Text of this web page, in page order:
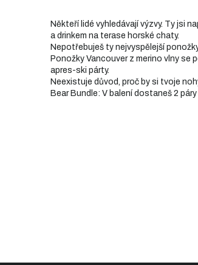
Někteří lidé vyhledávají výzvy. Ty jsi
a drinkem na terase horské chaty.
Nepotřebuješ ty nejvyspělejší
Ponožky Vancouver z merino vlny se
apres-ski párty.
Neexistuje důvod, proč by si tvoje
Bear Bundle: V balení dostaneš 2